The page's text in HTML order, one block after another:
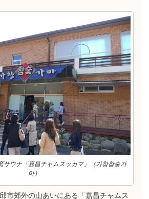
サウナ「嘉昌チャムスッカマ」（가창참숯가
마）
市郊外の山あいにある「嘉昌チャムス